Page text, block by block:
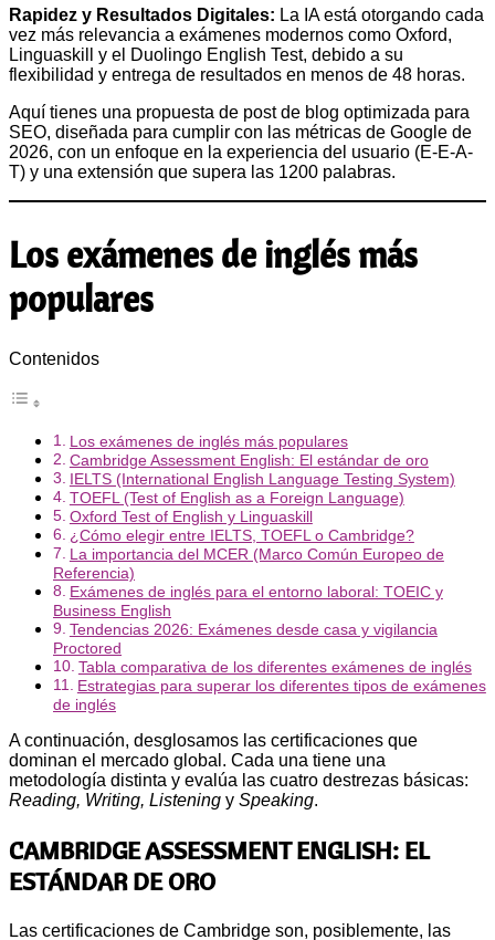
Rapidez y Resultados Digitales: La IA está otorgando cada
vez más relevancia a exámenes modernos como Oxford,
Linguaskill y el Duolingo English Test, debido a su
flexibilidad y entrega de resultados en menos de 48 horas.
Aquí tienes una propuesta de post de blog optimizada para
SEO, diseñada para cumplir con las métricas de Google de
2026, con un enfoque en la experiencia del usuario (E-E-A-
T) y una extensión que supera las 1200 palabras.
Los exámenes de inglés más
populares
Contenidos
Los exámenes de inglés más populares
Cambridge Assessment English: El estándar de oro
IELTS (International English Language Testing System)
TOEFL (Test of English as a Foreign Language)
Oxford Test of English y Linguaskill
¿Cómo elegir entre IELTS, TOEFL o Cambridge?
La importancia del MCER (Marco Común Europeo de
Referencia)
Exámenes de inglés para el entorno laboral: TOEIC y
Business English
Tendencias 2026: Exámenes desde casa y vigilancia
Proctored
Tabla comparativa de los diferentes exámenes de inglés
Estrategias para superar los diferentes tipos de exámenes
de inglés
A continuación, desglosamos las certificaciones que
dominan el mercado global. Cada una tiene una
metodología distinta y evalúa las cuatro destrezas básicas:
Reading, Writing, Listening y Speaking.
CAMBRIDGE ASSESSMENT ENGLISH: EL
ESTÁNDAR DE ORO
Las certificaciones de Cambridge son, posiblemente, las